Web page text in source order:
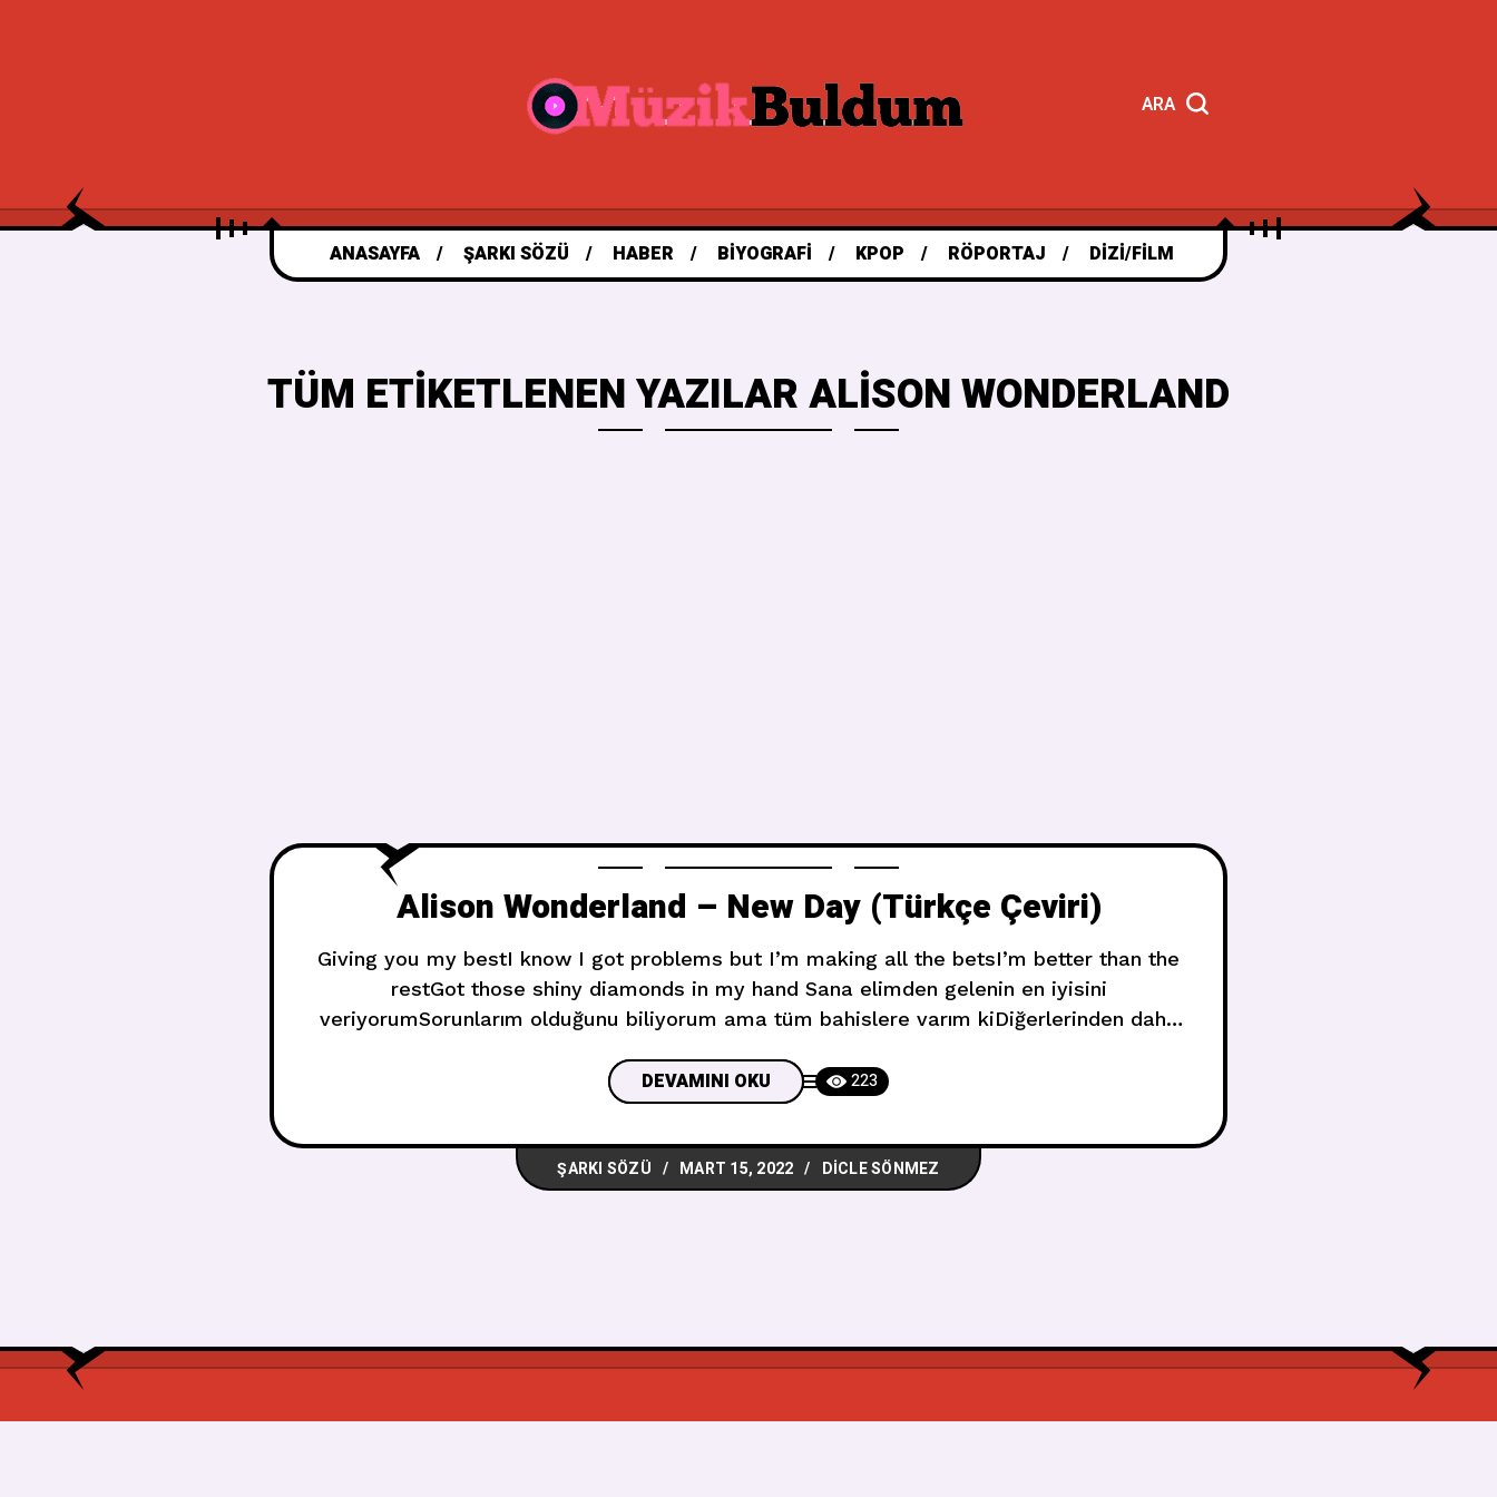
ARA
ANASAYFA ŞARKI SÖZÜ HABER BIYOGRAFI KPOP RÖPORTAJ DIZI/FILM
TÜM ETIKETLENEN YAZILAR ALISON WONDERLAND
Alison Wonderland – New Day (Türkçe Çeviri)
Giving you my bestI know I got problems but I’m making all the betsI’m better than the
restGot those shiny diamonds in my hand Sana elimden gelenin en iyisini
veriyorumSorunlarım olduğunu biliyorum ama tüm bahislere varım kiDiğerlerinden daha
DEVAMINI OKU 223
ŞARKI SÖZÜ MART 15, 2022 DICLE SÖNMEZ